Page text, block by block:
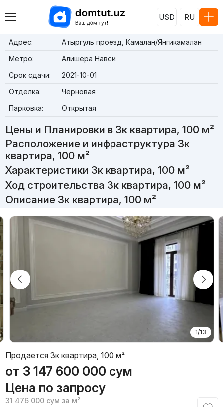
USD RU
Адрес:
Атыргуль проезд, Камалан/Янгикамалан
Метро:
Алишера Навои
Срок сдачи:
2021-10-01
Отделка:
Черновая
Парковка:
Открытая
Цены и Планировки в 3к квартира, 100 м²
Расположение и инфраструктура 3к
квартира, 100 м²
Характеристики 3к квартира, 100 м²
Ход строительства 3к квартира, 100 м²
Описание 3к квартира, 100 м²
1/13
Продается 3к квартира, 100 м²
от 3 147 600 000 сум
Цена по запросу
31 476 000 сум за м²